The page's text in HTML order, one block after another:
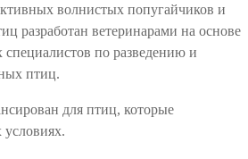
волнистых попугайчиков и
разработан ветеринарами на основе
по разведению и
птиц.
для птиц, которые